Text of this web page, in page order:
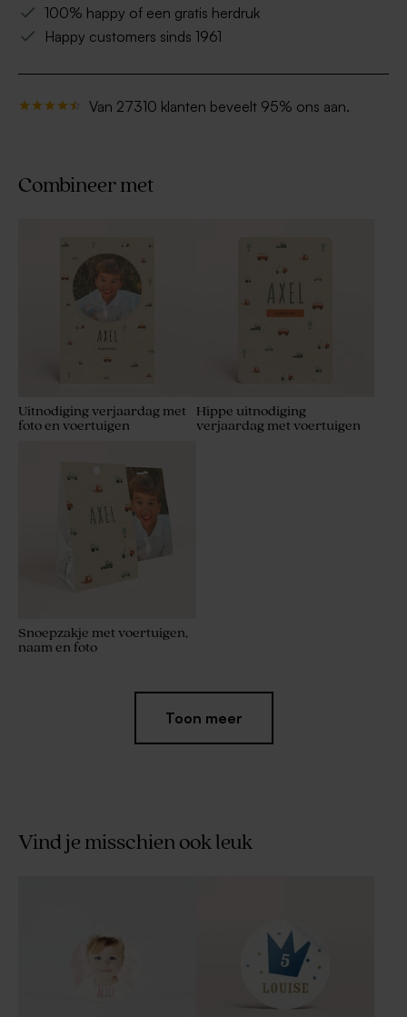
100% happy of een gratis herdruk
Happy customers sinds 1961
Van 27310 klanten beveelt 95% ons aan.
Combineer met
Uitnodiging verjaardag met
foto en voertuigen
Hippe uitnodiging
verjaardag met voertuigen
Snoepzakje met voertuigen,
naam en foto
Toon meer
Vind je misschien ook leuk